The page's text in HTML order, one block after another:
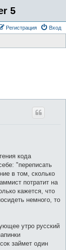
5
Вход
Регистрация
кода
"переписать
в том, сколько
потратит на
кажется, что
немного, то
утро русский
займет один